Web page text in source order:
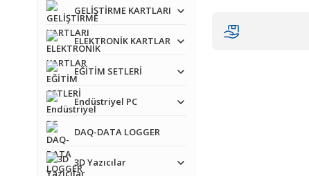
GELİŞTİRME KARTLARI
ELEKTRONİK KARTLAR
EĞİTİM SETLERİ
Endüstriyel PC
DAQ-DATA LOGGER
3D Yazıcılar